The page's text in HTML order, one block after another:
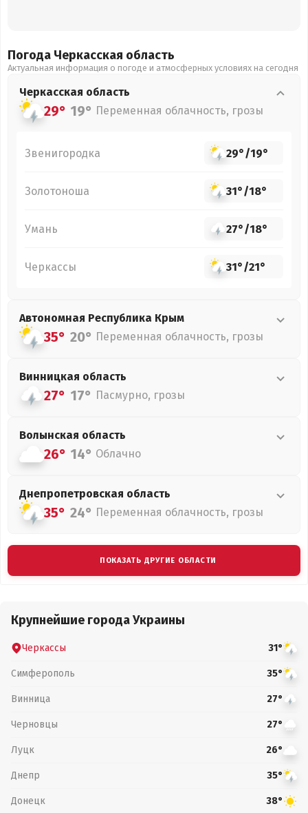
Погода Черкасская область
Актуальная информация о погоде и атмосферных условиях на сегодня
Черкасская область
29° 19° Переменная облачность, грозы
Звенигородка 29°/19°
Золотоноша 31°/18°
Умань 27°/18°
Черкассы 31°/21°
Автономная Республика Крым
35° 20° Переменная облачность, грозы
Винницкая область
27° 17° Пасмурно, грозы
Волынская область
26° 14° Облачно
Днепропетровская область
35° 24° Переменная облачность, грозы
ПОКАЗАТЬ ДРУГИЕ ОБЛАСТИ
Крупнейшие города Украины
Черкассы 31°
Симферополь 35°
Винница 27°
Черновцы 27°
Луцк 26°
Днепр 35°
Донецк 38°